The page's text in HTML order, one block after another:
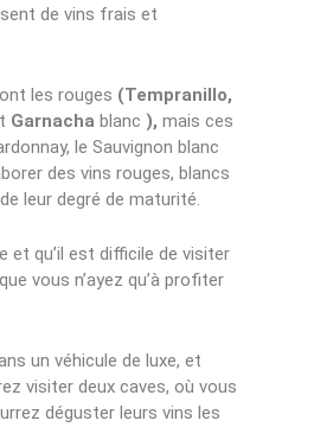
de vins frais et
les rouges (Tempranillo,
Garnacha blanc ), mais ces
le Sauvignon blanc
des vins rouges, blancs
leur degré de maturité.
et qu’il est difficile de visiter
vous n’ayez qu’à profiter
un véhicule de luxe, et
visiter deux caves, où vous
déguster leurs vins les